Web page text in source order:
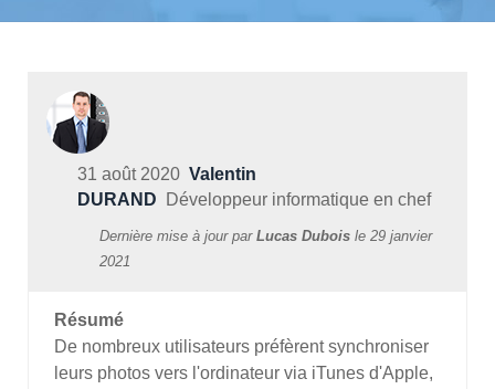
31 août 2020 Valentin
DURAND Développeur informatique en chef
Dernière mise à jour par Lucas Dubois le 29 janvier
2021
Résumé
De nombreux utilisateurs préfèrent synchroniser
leurs photos vers l'ordinateur via iTunes d'Apple,